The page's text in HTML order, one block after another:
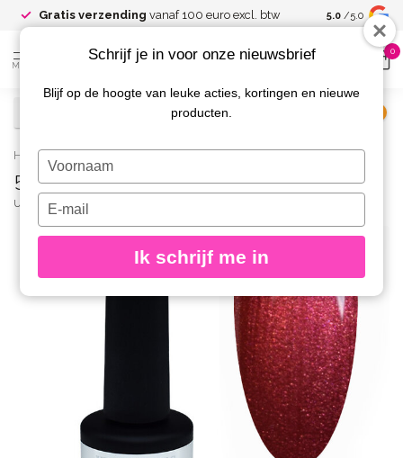
Gratis verzending vanaf 100 euro excl. btw 5.0 /5.0
MENU
0
Home / 52 Gelpolish 8 gr.
52 Gelpolish 8 gr.
URBAN NAILS
Schrijf je in voor onze nieuwsbrief
Blijf op de hoogte van leuke acties, kortingen en nieuwe
producten.
Typ
je
naam
Typ
je
e-
in
Ik schrijf me in